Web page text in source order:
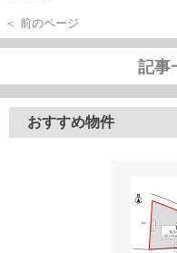
＜ 前のページ
記事
おすすめ物件